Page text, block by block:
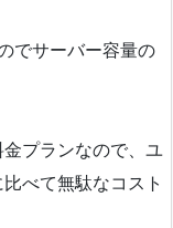
でサーバー容量の
プランなので、ユ
べて無駄なコスト